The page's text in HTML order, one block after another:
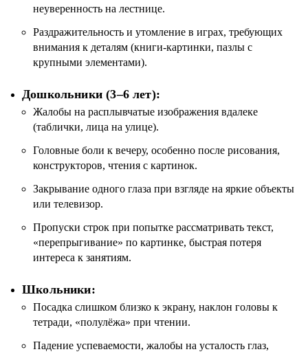
неуверенность на лестнице.
Раздражительность и утомление в играх, требующих
внимания к деталям (книги-картинки, пазлы с
крупными элементами).
Дошкольники (3–6 лет):
Жалобы на расплывчатые изображения вдалеке
(таблички, лица на улице).
Головные боли к вечеру, особенно после рисования,
конструкторов, чтения с картинок.
Закрывание одного глаза при взгляде на яркие объекты
или телевизор.
Пропуски строк при попытке рассматривать текст,
«перепрыгивание» по картинке, быстрая потеря
интереса к занятиям.
Школьники:
Посадка слишком близко к экрану, наклон головы к
тетради, «полулёжа» при чтении.
Падение успеваемости, жалобы на усталость глаз,